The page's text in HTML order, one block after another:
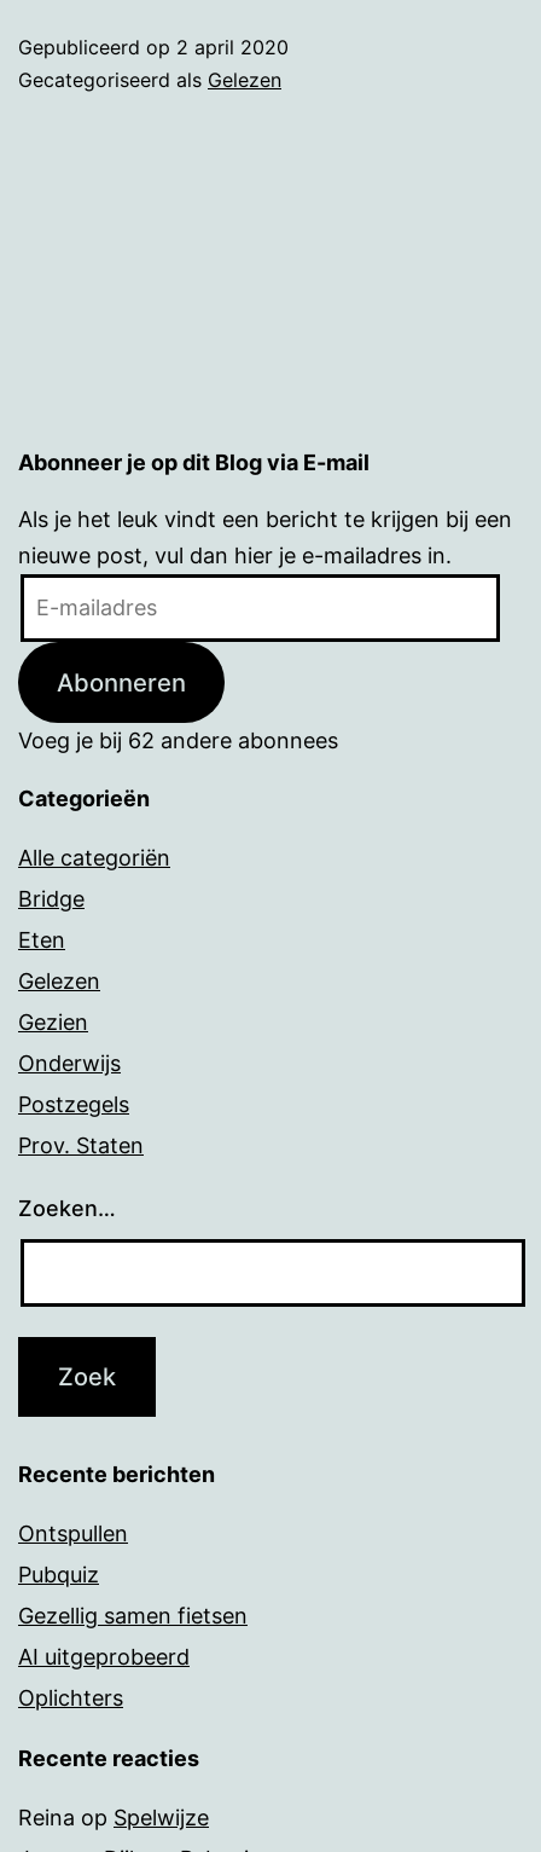
het
Gepubliceerd op 2 april 2020
Gecategoriseerd als Gelezen
Abonneer je op dit Blog via E-mail
Als je het leuk vindt een bericht te krijgen bij een
nieuwe post, vul dan hier je e-mailadres in.
Abonneren
Voeg je bij 62 andere abonnees
Categorieën
Alle categoriën
Bridge
Eten
Gelezen
Gezien
Onderwijs
Postzegels
Prov. Staten
Zoeken…
Recente berichten
Ontspullen
Pubquiz
Gezellig samen fietsen
AI uitgeprobeerd
Oplichters
Recente reacties
Reina op Spelwijze